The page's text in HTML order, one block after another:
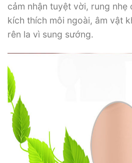
cảm nhận tuyệt vời, rung nhẹ
kích thích môi ngoài, âm vật
rên la vì sung sướng.